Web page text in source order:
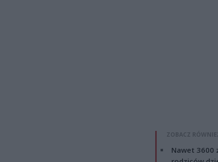
ZOBACZ
Nawet 3600